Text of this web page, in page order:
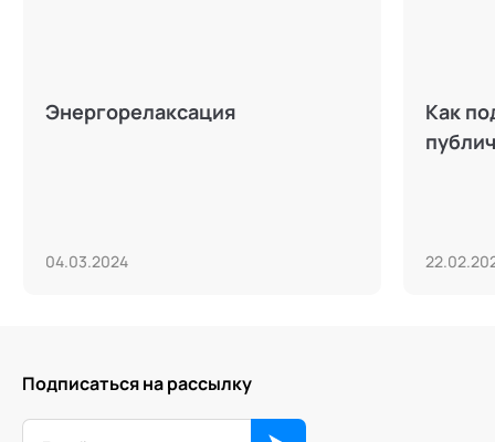
Энергорелаксация
04.03.2024
Как
Подписаться на рассылку